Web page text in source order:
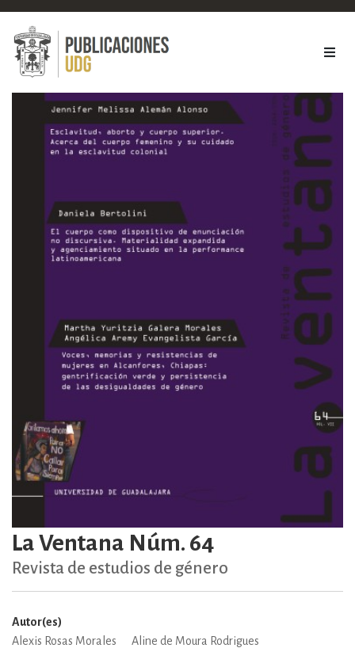
La Ventana Núm. 64
Revista de estudios de género
Autor(es)
Alexis Rosas Morales
Aline de Moura Rodrigues